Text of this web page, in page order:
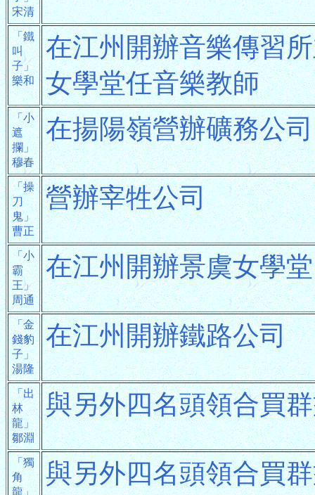
宋清
「鐵
叫
子」
樂和
在江州開辦音樂傳習
女學堂任音樂教師
「小
遮
攔」
穆春
在揚陽嶺營辦礦務公
「操
刀
鬼」
曹正
營辦宰牲公司
「小
霸
王」
周通
在江州開辦景虞女學堂
「金
錢豹
子」
湯隆
在江州開辦鐵路公司
「出
林
龍」
鄒淵
與另外四名頭領合買
「獨
角
龍」
與另外四名頭領合買